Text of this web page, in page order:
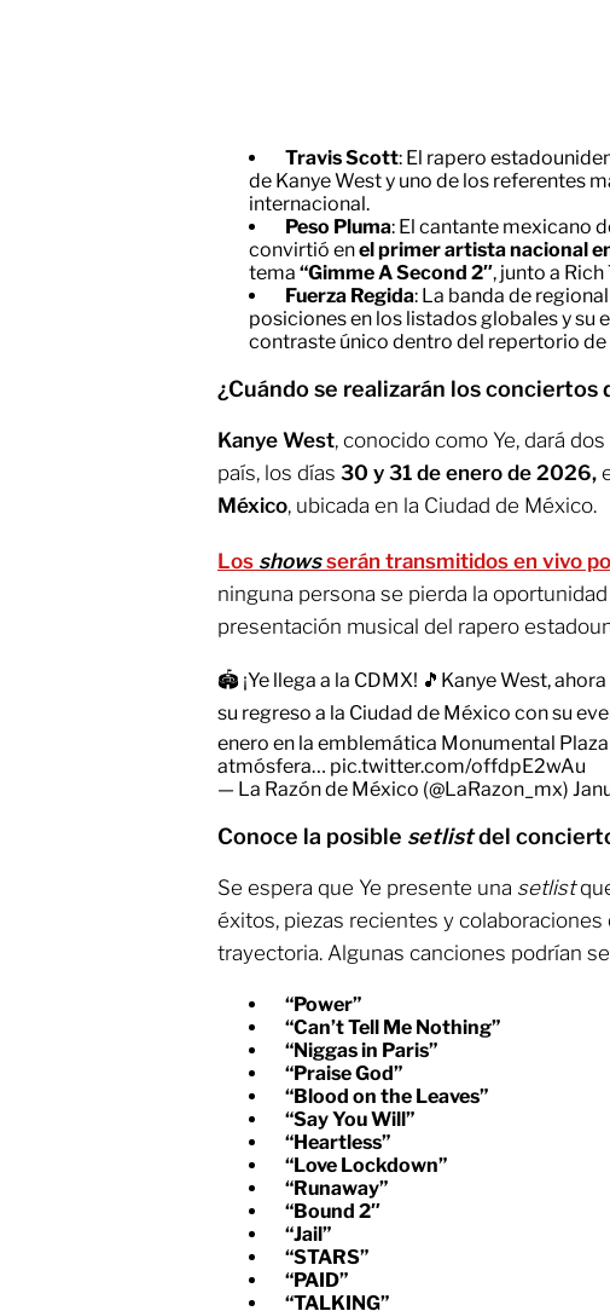
Travis Scott: El rapero
de Kanye West y uno de los referentes
internacional.
Peso Pluma: El cantante mexicano
convirtió enel primer artista nacional
tema “Gimme A Second 2″, junto a Rich
Fuerza Regida: La banda de
posiciones en los listados globales y su
contraste único dentro del repertorio de
¿Cuándo se realizarán los conciertos
Kanye West, conocido como Ye, dará
país, los días 30 y 31 de enero de 2026,
México, ubicada en la Ciudad de México.
Los showsserán transmitidos en vivo
ninguna persona se pierda la
presentación musical del rapero
🏟️ ¡Ye llega a la CDMX! 🎵Kanye West,
su regreso a la Ciudad de México con su
enero en la emblemática Monumental
atmósfera… pic.twitter.com/offdpE2wAu
— La Razón de México (@LaRazon_mx)
Conoce la posible setlistdel
Se espera que Ye presente una setlist
éxitos, piezas recientes y colaboraciones
trayectoria. Algunas canciones podrían
“Power”
“Can’t Tell Me Nothing”
“Niggas in Paris”
“Praise God”
“Blood on the Leaves”
“Say You Will”
“Heartless”
“Love Lockdown”
“Runaway”
“Bound 2″
“Jail”
“STARS”
“PAID”
“TALKING”